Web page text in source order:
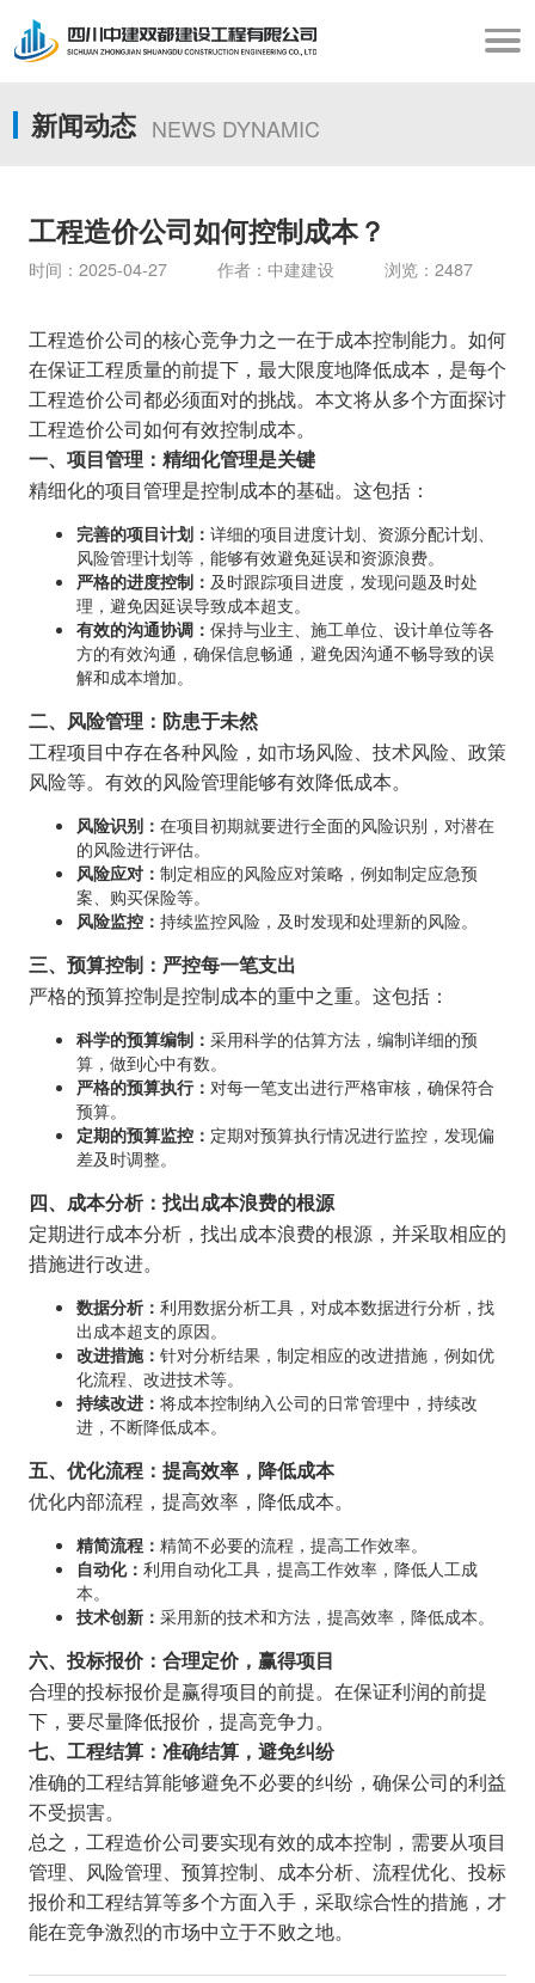
新闻动态 NEWS DYNAMIC
工程造价公司如何控制成本？
时间：2025-04-27 作者：中建建设 浏览：2487
工程造价公司的核心竞争力之一在于成本控制能力。如何
在保证工程质量的前提下，最大限度地降低成本，是每个
工程造价公司都必须面对的挑战。本文将从多个方面探讨
工程造价公司如何有效控制成本。
一、项目管理：精细化管理是关键
精细化的项目管理是控制成本的基础。这包括：
完善的项目计划： 详细的项目进度计划、资源分配计划、
风险管理计划等，能够有效避免延误和资源浪费。
严格的进度控制： 及时跟踪项目进度，发现问题及时处
理，避免因延误导致成本超支。
有效的沟通协调： 保持与业主、施工单位、设计单位等各
方的有效沟通，确保信息畅通，避免因沟通不畅导致的误
解和成本增加。
二、风险管理：防患于未然
工程项目中存在各种风险，如市场风险、技术风险、政策
风险等。有效的风险管理能够有效降低成本。
风险识别： 在项目初期就要进行全面的风险识别，对潜在
的风险进行评估。
风险应对： 制定相应的风险应对策略，例如制定应急预
案、购买保险等。
风险监控： 持续监控风险，及时发现和处理新的风险。
三、预算控制：严控每一笔支出
严格的预算控制是控制成本的重中之重。这包括：
科学的预算编制： 采用科学的估算方法，编制详细的预
算，做到心中有数。
严格的预算执行： 对每一笔支出进行严格审核，确保符合
预算。
定期的预算监控： 定期对预算执行情况进行监控，发现偏
差及时调整。
四、成本分析：找出成本浪费的根源
定期进行成本分析，找出成本浪费的根源，并采取相应的
措施进行改进。
数据分析： 利用数据分析工具，对成本数据进行分析，找
出成本超支的原因。
改进措施： 针对分析结果，制定相应的改进措施，例如优
化流程、改进技术等。
持续改进： 将成本控制纳入公司的日常管理中，持续改
进，不断降低成本。
五、优化流程：提高效率，降低成本
优化内部流程，提高效率，降低成本。
精简流程： 精简不必要的流程，提高工作效率。
自动化： 利用自动化工具，提高工作效率，降低人工成
本。
技术创新： 采用新的技术和方法，提高效率，降低成本。
六、投标报价：合理定价，赢得项目
合理的投标报价是赢得项目的前提。在保证利润的前提
下，要尽量降低报价，提高竞争力。
七、工程结算：准确结算，避免纠纷
准确的工程结算能够避免不必要的纠纷，确保公司的利益
不受损害。
总之，工程造价公司要实现有效的成本控制，需要从项目
管理、风险管理、预算控制、成本分析、流程优化、投标
报价和工程结算等多个方面入手，采取综合性的措施，才
能在竞争激烈的市场中立于不败之地。